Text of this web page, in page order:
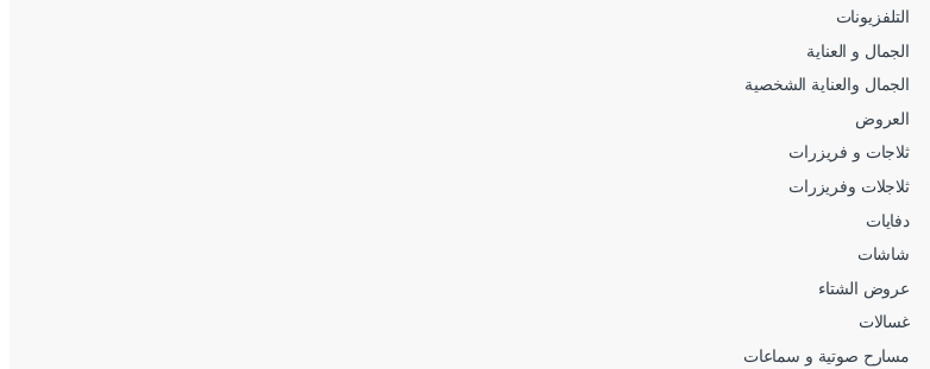
التلفزيونات
الجمال و العناية
الجمال والعناية الشخصية
العروض
ثلاجات و فريزرات
ثلاجلات وفريزرات
دفايات
شاشات
عروض الشتاء
غسالات
مسارح صوتية و سماعات